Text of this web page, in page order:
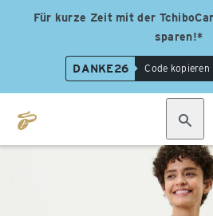
Für kurze Zeit mit der
sparen!*
DANKE26 Code kopieren